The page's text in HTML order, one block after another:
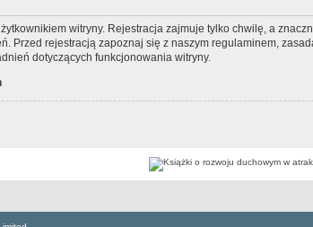
witryny. Rejestracja zajmuje tylko chwilę, a
Przed rejestracją zapoznaj się z naszym regulaminem,
dotyczących funkcjonowania witryny.